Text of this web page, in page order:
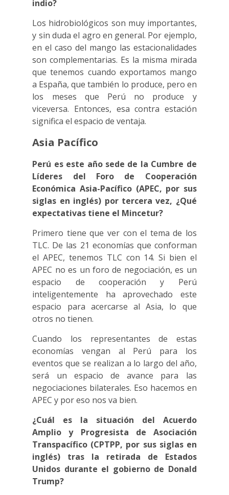
indio?
Los hidrobiológicos son muy importantes,
y sin duda el agro en general. Por ejemplo,
en el caso del mango las estacionalidades
son complementarias. Es la misma mirada
que tenemos cuando exportamos mango
a España, que también lo produce, pero en
los meses que Perú no produce y
viceversa. Entonces, esa contra estación
significa el espacio de ventaja.
Asia Pacífico
Perú es este año sede de la Cumbre de
Líderes del Foro de Cooperación
Económica Asia-Pacífico (APEC, por sus
siglas en inglés) por tercera vez, ¿Qué
expectativas tiene el Mincetur?
Primero tiene que ver con el tema de los
TLC. De las 21 economías que conforman
el APEC, tenemos TLC con 14. Si bien el
APEC no es un foro de negociación, es un
espacio de cooperación y Perú
inteligentemente ha aprovechado este
espacio para acercarse al Asia, lo que
otros no tienen.
Cuando los representantes de estas
economías vengan al Perú para los
eventos que se realizan a lo largo del año,
será un espacio de avance para las
negociaciones bilaterales. Eso hacemos en
APEC y por eso nos va bien.
¿Cuál es la situación del Acuerdo
Amplio y Progresista de Asociación
Transpacífico (CPTPP, por sus siglas en
inglés) tras la retirada de Estados
Unidos durante el gobierno de Donald
Trump?